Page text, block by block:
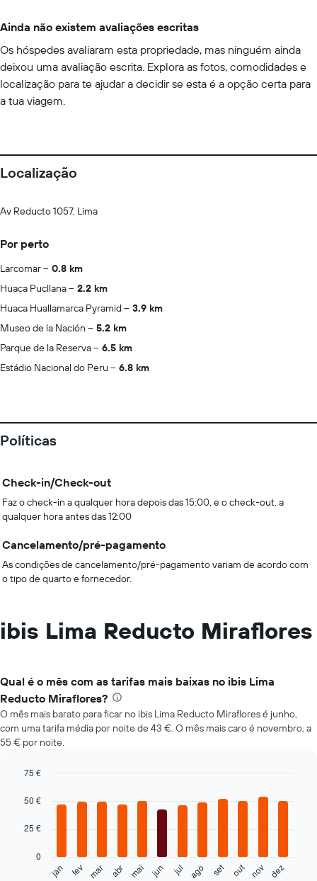
Ainda não existem avaliações escritas
Os hóspedes avaliaram esta propriedade, mas ninguém ainda
deixou uma avaliação escrita. Explora as fotos, comodidades e
localização para te ajudar a decidir se esta é a opção certa para
a tua viagem.
Localização
Av Reducto 1057, Lima
Por perto
Larcomar
0.8 km
Huaca Pucllana
2.2 km
Huaca Huallamarca Pyramid
3.9 km
Museo de la Nación
5.2 km
Parque de la Reserva
6.5 km
Estádio Nacional do Peru
6.8 km
Políticas
Check-in/Check-out
Faz o check-in a qualquer hora depois das 15:00, e o check-out, a
qualquer hora antes das 12:00
Cancelamento/pré-pagamento
As condições de cancelamento/pré-pagamento variam de acordo com
o tipo de quarto e fornecedor.
ibis Lima Reducto Miraflores
Qual é o mês com as tarifas mais baixas no ibis Lima
Reducto Miraflores?
O mês mais barato para ficar no ibis Lima Reducto Miraflores é junho,
com uma tarifa média por noite de 43 €. O mês mais caro é novembro, a
55 € por noite.
chart
bars.
graphic.
jan fev mar abr mai jun jul ago set out nov dez
0
25 €
50 €
75 €